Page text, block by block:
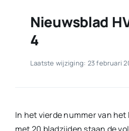
Nieuwsblad
4
Laatste wijziging: 23 februari
In het vierde nummer van